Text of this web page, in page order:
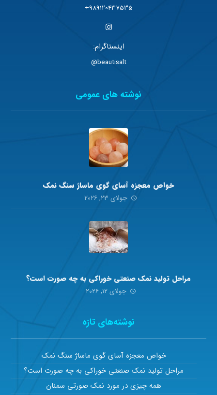
989120437535+
اینستاگرام:
beautisalt@
نوشته های عمومی
خواص معجزه آسای گوی ماساژ سنگ نمک
جولای ۲۳, ۲۰۲۶
مراحل تولید نمک صنعتی خوراکی به چه صورت است؟
جولای ۱۲, ۲۰۲۶
نوشته‌های تازه
خواص معجزه آسای گوی ماساژ سنگ نمک
مراحل تولید نمک صنعتی خوراکی به چه صورت است؟
همه چیزی در مورد نمک صورتی سمنان